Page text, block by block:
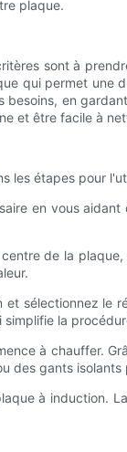
plaque.
sont à
qui permet
en
et être facile à
les étapes pour
en vous
de la
sélectionnez le
simplifie la
à chauffer.
des gants
à induction.